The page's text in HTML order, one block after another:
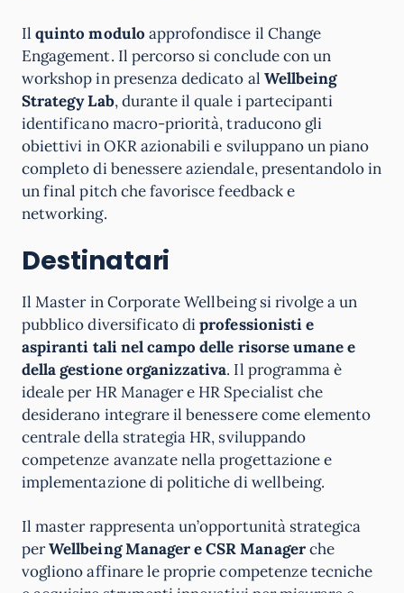
Ilquinto modulo approfondisce il Change
Engagement. Il percorso si conclude con un
workshop in presenza dedicato al Wellbeing
Strategy Lab, durante il quale i partecipanti
identificano macro-priorità, traducono gli
obiettivi in OKR azionabili e sviluppano un piano
completo di benessere aziendale, presentandolo in
un final pitch che favorisce feedback e
networking.
Destinatari
Il Master in Corporate Wellbeing si rivolge a un
pubblico diversificato diprofessionisti e
aspiranti tali nel campo delle risorse umane e
della gestione organizzativa. Il programma è
ideale per HR Manager e HR Specialist che
desiderano integrare il benessere come elemento
centrale della strategia HR, sviluppando
competenze avanzate nella progettazione e
implementazione di politiche di wellbeing.
Il master rappresenta un’opportunità strategica
perWellbeing Manager e CSR Managerche
vogliono affinare le proprie competenze tecniche